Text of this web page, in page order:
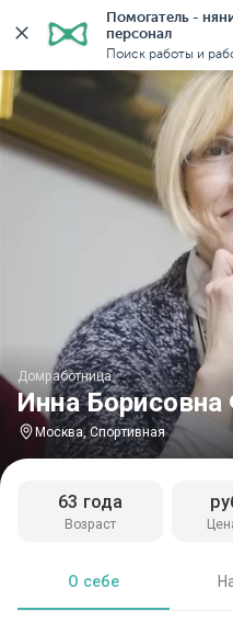
Помогатель -
персонал
Поиск работы и
Главная Домработницы
Инна Борисовна
Домработница
Москва, Спортивная
Возраст
63 года
О себе